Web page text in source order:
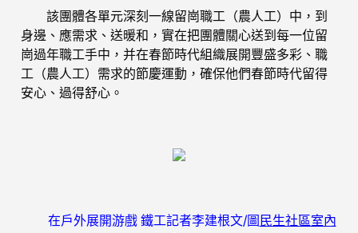
該團體各單元深刻一線留崗職工（農人工）中，到
身邊、應需求、送暖和，實在把團體關心送到每一位留
崗過年職工手中，并在春節時代組織展開豐盛多彩、職
工（農人工）需求的節慶運動，確保他們春節時代留得
安心、過得舒心。
在戶外展開游戲 鐵工記者李建根文/圖民生社區室內